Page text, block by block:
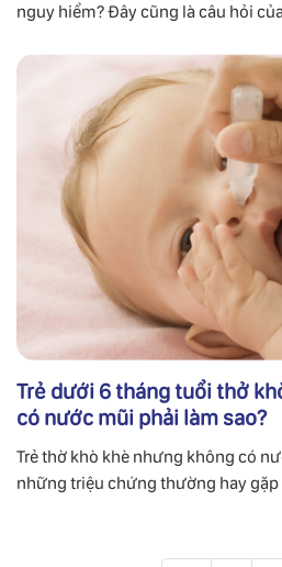
nguy hiểm? Đây cũng là câu hỏi
Trẻ dưới 6 tháng tuổi thở
có nước mũi phải làm sao?
Trẻ thờ khò khè nhưng không có
những triệu chứng thường hay gặp